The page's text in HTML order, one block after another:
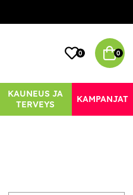
0 0
KAUNEUS JA
TERVEYS
KAMPANJAT